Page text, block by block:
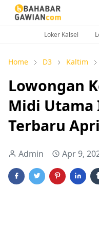
Loker Kalsel
Home D3 Kaltim
Lowongan
Midi Utama
Terbaru
Admin Apr 9,